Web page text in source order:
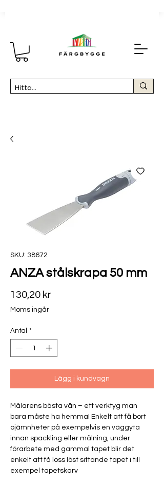
SKU: 38672
ANZA stålskrapa 50 mm
130,20 krPris
Moms ingår
Antal *
Lägg i kundvagn
Målarens bästa vän – ett verktyg man
bara måste ha hemma! Enkelt att få bort
ojämnheter på exempelvis en väggyta
innan spackling eller målning, under
förarbete med gammal tapet blir det
enkelt att få loss löst sittande tapet i till
exempel tapetskarv